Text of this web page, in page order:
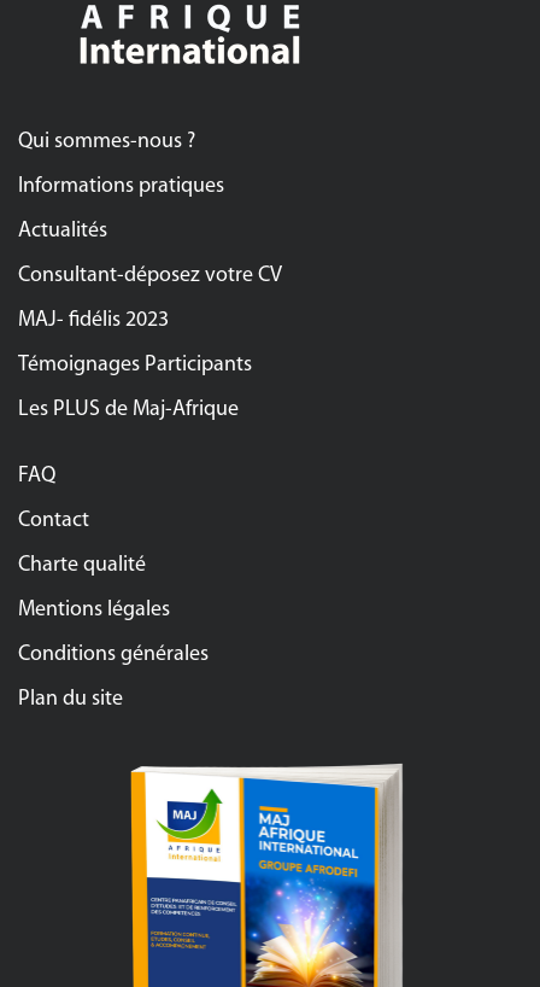
Qui sommes-nous ?
Informations pratiques
Actualités
Consultant-déposez votre CV
MAJ- fidélis 2023
Témoignages Participants
Les PLUS de Maj-Afrique
FAQ
Contact
Charte qualité
Mentions légales
Conditions générales
Plan du site